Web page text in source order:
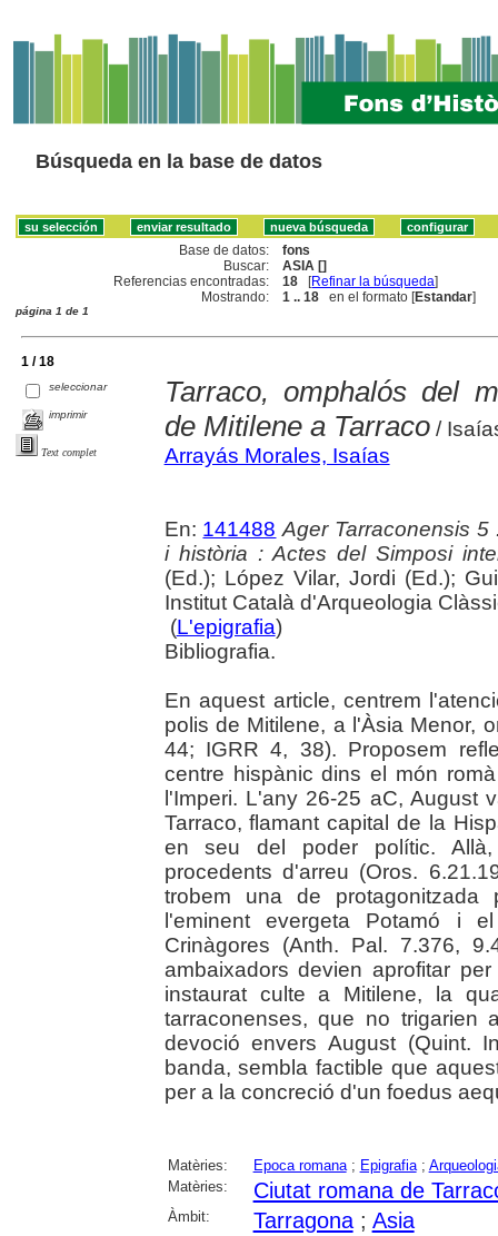
Búsqueda en la base de datos
Base de datos:
fons
Buscar:
ASIA []
Referencias encontradas:
18 [Refinar la búsqueda]
Mostrando:
1 .. 18 en el formato [Estandar]
página 1 de 1
1 / 18
seleccionar
imprimir
Text complet
Tarraco, omphalós del
de Mitilene a Tarraco/
Arrayás Morales, Isaías
En: 141488 Ager Tarraconensis
i història : Actes del Simposi
(Ed.); López Vilar, Jordi (Ed.);
Institut Català d'Arqueologia
(L'epigrafia)
Bibliografia.
En aquest article, centrem
polis de Mitilene, a l'Àsia Menor,
44; IGRR 4, 38). Proposem
centre hispànic dins el món
l'Imperi. L'any 26-25 aC, August
Tarraco, flamant capital de la
en seu del poder polític.
procedents d'arreu (Oros.
trobem una de protagonitzada
l'eminent evergeta Potamó i
Crinàgores (Anth. Pal. 7.376,
ambaixadors devien aprofitar
instaurat culte a Mitilene, la
tarraconenses, que no trigarien
devoció envers August (Quint.
banda, sembla factible que
per a la concreció d'un foedus
Matèries: Epoca romana; Epigrafia;
Matèries:
Ciutat romana de
Àmbit: Tarragona; Asia